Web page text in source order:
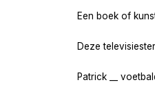
Een boek of
Deze
Patrick __